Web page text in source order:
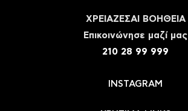
ΧΡΕΙΑΖΕΣΑΙ ΒΟΗΘΕΙΑ
Eπικοινώνησε μαζί μας
210 28 99 999
INSTAGRAM